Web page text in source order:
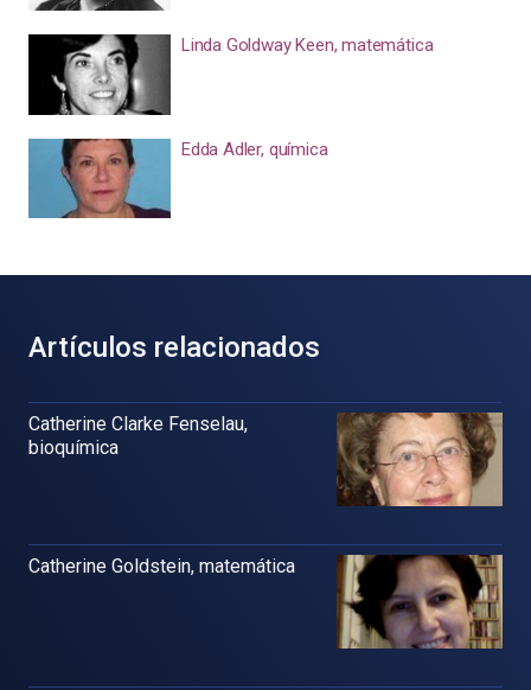
Linda Goldway Keen, matemática
Edda Adler, química
Artículos relacionados
Catherine Clarke Fenselau,
bioquímica
Catherine Goldstein, matemática